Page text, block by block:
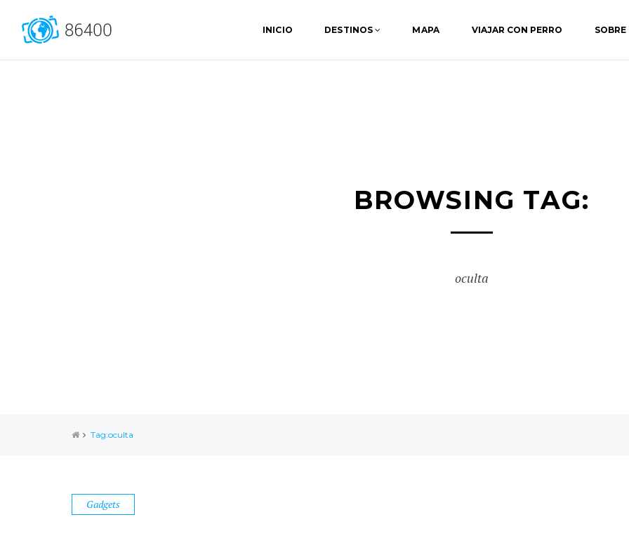
INICIO DESTINOS MAPA VIAJAR CON PERRO
BROWSING TAG:
oculta
Tag:oculta
Gadgets